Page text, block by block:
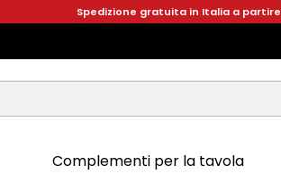
Spedizione gratuita in Italia a partire
Complementi per la tavola